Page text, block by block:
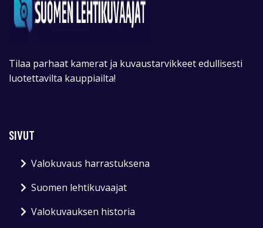
Tilaa parhaat kamerat ja kuvaustarvikkeet edullisesti
luotettavilta kauppiailta!
SIVUT
Valokuvaus harrastuksena
Suomen lehtikuvaajat
Valokuvauksen historia